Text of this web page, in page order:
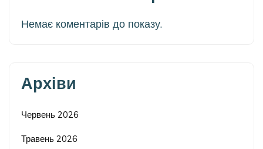
Немає коментарів до показу.
Архіви
Червень 2026
Травень 2026